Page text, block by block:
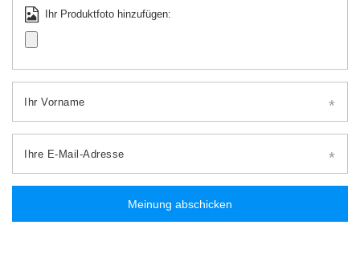
Ihr Produktfoto hinzufügen:
Ihr Vorname
Ihre E-Mail-Adresse
Meinung abschicken